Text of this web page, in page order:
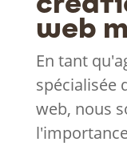
web
En tant
spécialisée
web, nous